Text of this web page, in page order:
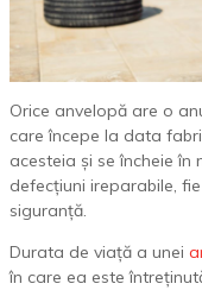
Orice anvelopă are o
care începe la data
acesteia și se încheie
defecțiuni ireparabile,
siguranță.
Durata de viață a unei
în care ea este